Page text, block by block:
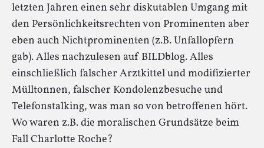
letzten Jahren einen sehr diskutablen Umgang mit
den Persönlichkeitsrechten von Prominenten aber
eben auch Nichtprominenten (z.B. Unfallopfern
gab). Alles nachzulesen auf BILDblog. Alles
einschließlich falscher Arztkittel und modifizierter
Mülltonnen, falscher Kondolenzbesuche und
Telefonstalking, was man so von betroffenen hört.
Wo waren z.B. die moralischen Grundsätze beim
Fall Charlotte Roche?